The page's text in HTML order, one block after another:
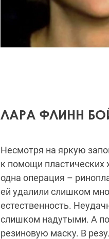
ЛАРА ФЛИНН
Несмотря на яркую
к помощи пластических
одна операция –
ей удалили слишком
естественность.
слишком надутыми. А
резиновую маску. В